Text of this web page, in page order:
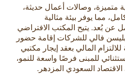
متميزة، وصالات أعمال حديثة،
مما يوفر بيئة مثالية
عن بُعد. يتيح المكتب الافتراضي
من سيرفكورب في بناء ١٣ بليسن فالي للشركات إقامة حضور
المالي بعقد إيجار مكتبي
للمبنى فرصًا واسعة للنمو،
السعودي المزدهر.